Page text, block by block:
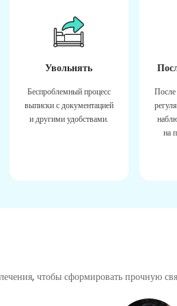
Увольнять
Беспроблемный процесс
выписки с документацией
и другими удобствами.
на
чтобы сформировать прочную